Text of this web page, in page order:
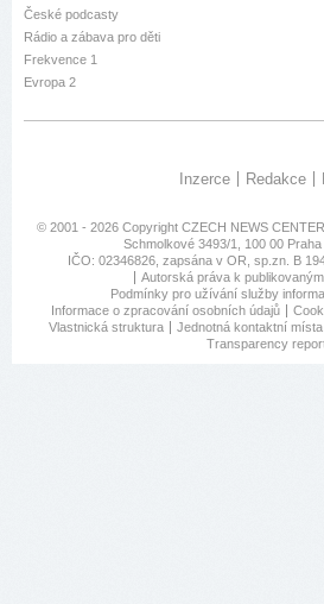
České podcasty
Rádio a zábava pro děti
Frekvence 1
Evropa 2
Inzerce Redakce
© 2001 - 2026 Copyright CZECH NEWS
Schmolkové 3493/1, 100 00 Praha
IČO: 02346826, zapsána v OR, sp.zn. B
Autorská práva k
Podmínky pro užívání služby
Informace o zpracování osobních údajů
Vlastnická struktura
Jednotná kontaktní
Transparency